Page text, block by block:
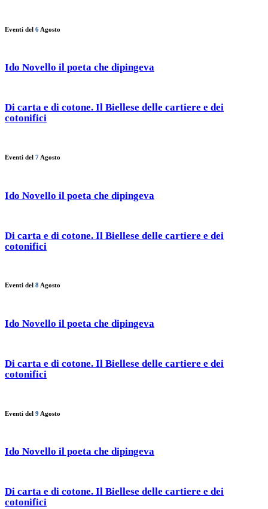
Eventi del 6 Agosto
Ido Novello il poeta che dipingeva
Di carta e di cotone. Il Biellese delle cartiere e dei
cotonifici
Eventi del 7 Agosto
Ido Novello il poeta che dipingeva
Di carta e di cotone. Il Biellese delle cartiere e dei
cotonifici
Eventi del 8 Agosto
Ido Novello il poeta che dipingeva
Di carta e di cotone. Il Biellese delle cartiere e dei
cotonifici
Eventi del 9 Agosto
Ido Novello il poeta che dipingeva
Di carta e di cotone. Il Biellese delle cartiere e dei
cotonifici